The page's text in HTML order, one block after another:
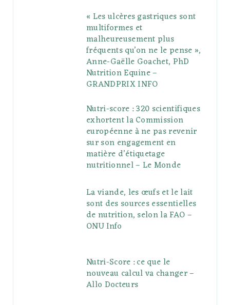
« Les ulcères gastriques sont
multiformes et
malheureusement plus
fréquents qu’on ne le pense »,
Anne-Gaëlle Goachet, PhD
Nutrition Equine –
GRANDPRIX INFO
Nutri-score : 320 scientifiques
exhortent la Commission
européenne à ne pas revenir
sur son engagement en
matière d’étiquetage
nutritionnel – Le Monde
La viande, les œufs et le lait
sont des sources essentielles
de nutrition, selon la FAO –
ONU Info
Nutri-Score : ce que le
nouveau calcul va changer –
Allo Docteurs